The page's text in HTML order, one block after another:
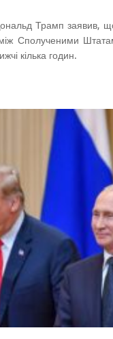
Трамп заявив,
Сполученими
кілька годин.